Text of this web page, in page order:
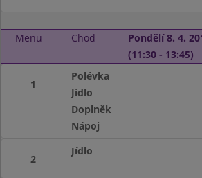
Menu Chod
Pondělí 8. 4.
(11:30 - 13:45)
1
Polévka
Jídlo
Doplněk
Nápoj
2
Jídlo